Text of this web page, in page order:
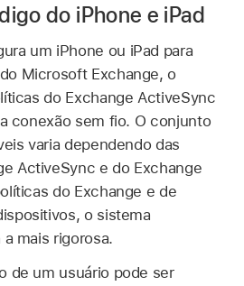
do iPhone e iPad
um iPhone ou iPad para
Microsoft Exchange, o
do Exchange ActiveSync
conexão sem fio. O conjunto
varia dependendo das
ActiveSync e do Exchange
do Exchange e de
o sistema
mais rigorosa.
de um usuário pode ser